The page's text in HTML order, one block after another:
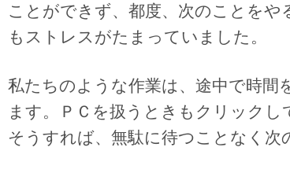
ことができず、都度、次のことを
もストレスがたまっていました。
私たちのような作業は、途中で時間
ます。ＰＣを扱うときもクリックし
そうすれば、無駄に待つことなく次